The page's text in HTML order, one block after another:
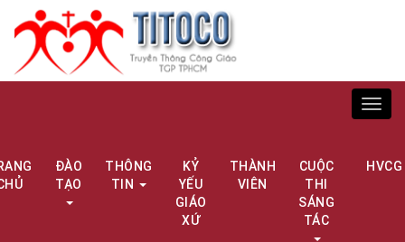
ĐÀO
TẠO
THÔNG
TIN
KỶ
YẾU
GIÁO
XỨ
THÀNH
VIÊN
CUỘC
THI
SÁNG
TÁC
HVCG